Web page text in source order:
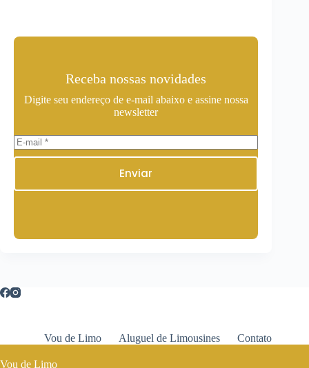
Receba nossas novidades
Digite seu endereço de e-mail abaixo e assine nossa
newsletter
Enviar
Vou de Limo Aluguel de Limousines Contato
Vou de Limo